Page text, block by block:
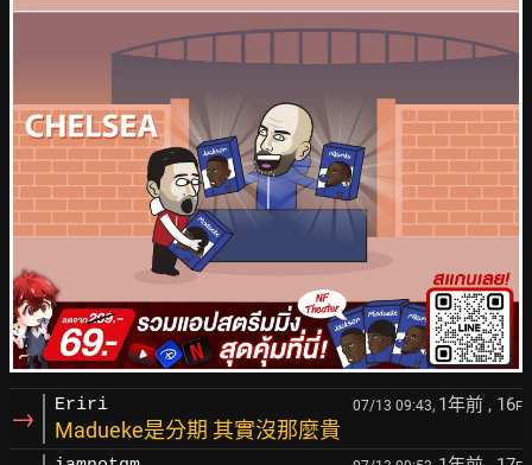
→ Eriri 07/13 09:43, 1年前 , 16F
Madueke是分期 其實沒那麼貴